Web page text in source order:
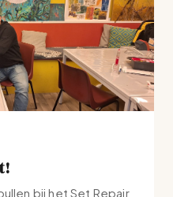
bij het Set Repair